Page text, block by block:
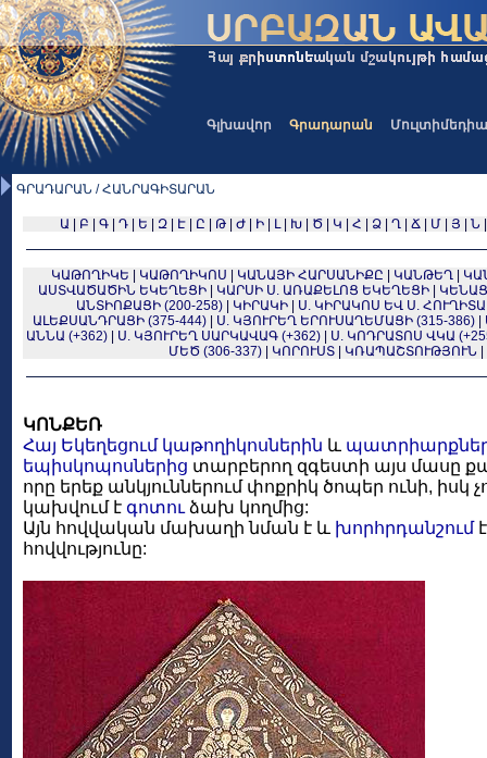
Գլխավոր Գրադարան Մուլտիմեդիա
ԳՐԱԴԱՐԱՆ / ՀԱՆՐԱԳԻՏԱՐԱՆ
Ա Բ Գ Դ Ե Զ Է Ը Թ Ժ Ի Լ| Խ Ծ Կ Հ Ձ Ղ Ճ Մ Յ Ն
ԿԱԹՈՂԻԿԵ ԿԱԹՈՂԻԿՈՍ ԿԱՆԱՅԻ ՀԱՐՍԱՆԻՔԸ ԿԱՆԹԵՂ|
ԱՍՏՎԱԾԱԾԻՆ ԵԿԵՂԵՑԻ
ԿԱՐՍԻ Ս. ԱՌԱՔԵԼՈՑ ԵԿԵՂԵՑԻ
ԱՆՏԻՈՔԱՑԻ (200-258)| ԿԻՐԱԿԻ|
Ս. ԿԻՐԱԿՈՍ ԵՎ Ս. ՀՈՒՂԻՏԱ
ԱԼԵՔՍԱՆԴՐԱՑԻ (375-444)| Ս. ԿՅՈՒՐԵՂ ԵՐՈՒՍԱՂԵՄԱՑԻ (315-386)|
ԱՆՆԱ (+362)| Ս. ԿՅՈՒՐԵՂ ՍԱՐԿԱՎԱԳ (+362)|
Ս. ԿՈԴՐԱՏՈՍ ՎԿԱ
ՄԵԾ (306-337)
ԿՈՐՈՒՍՏ ԿՌԱՊԱՇՏՈՒԹՅՈՒՆ
ԿՈՆՔԵՌ
Հայ Եկեղեցում կաթողիկոսներին և
եպիսկոպոսներից տարբերող զգեստի այս մասը
որը երեք անկյուններում փոքրիկ ծոպեր ունի, իսկ
կախվում է գոտու ձախ կողմից:
Այն հովվական մախաղի նման է և խորհրդանշում
հովվությունը: